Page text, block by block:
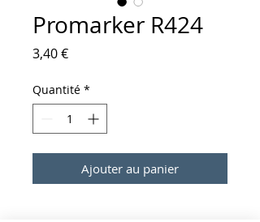
Promarker R424
3,40 €Prix
Quantité *
Ajouter au panier